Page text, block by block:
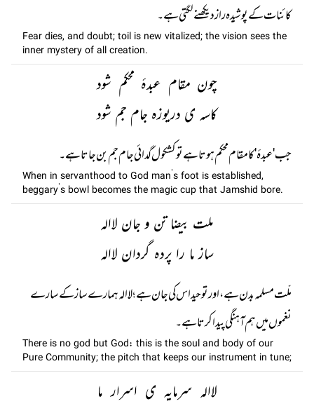
کائنات کے پوشیدہ راز دیکھنےلگتی ہے۔
Fear dies, and doubt; toil is new vitalized; the vision sees the
inner mystery of all creation.
چون مقام عبدۂ محکم شود
کاسہ ی دریوزہ جام جم شود
جب 'عبدۂ' کا مقام محکم ہوتا ہے تو کشکول گدائی جام جم بن جاتا ہے۔
When in servanthood to God man’s foot is established,
beggary’s bowl becomes the magic cup that Jamshid bore.
ملت بیضا تن و جان لاالہ
ساز ما را پردہ گردان لاالہ
ملّت مسلمہ بدن ہے، اور توحید اس کی جان ہے؛ لاالہ ہمارے ساز کے سارے
نغموں میں ہم آہنگی پیدا کرتا ہے۔
There is no god but God: this is the soul and body of our
Pure Community; the pitch that keeps our instrument in tune;
لاالہ سرمایہ ی اسرار ما